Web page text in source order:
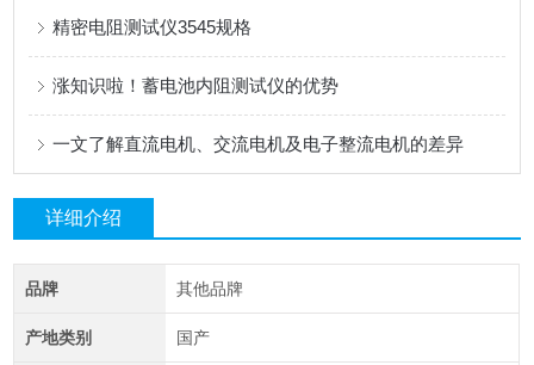
精密电阻测试仪3545​规格
涨知识啦！蓄电池内阻测试仪的优势
一文了解直流电机、交流电机及电子整流电机的差异
详细介绍
品牌 其他品牌
产地类别 国产